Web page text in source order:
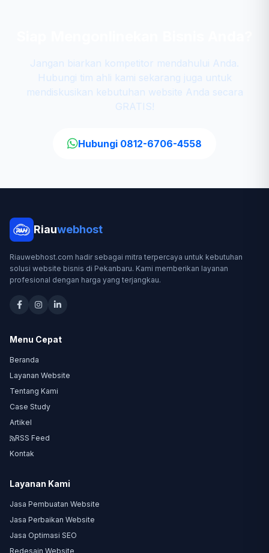
Jangan biarkan kompetitor mendahului Anda.
Hubungi tim ahli kami sekarang juga untuk
mendiskusikan kebutuhan website Anda secara
GRATIS!
Hubungi 0812-6706-4558
Riauwebhost
Riauwebhost.com hadir sebagai mitra terpercaya untuk kebutuhan
solusi website bisnis di Pekanbaru. Kami memberikan layanan
profesional dengan harga yang terjangkau.
Menu Cepat
Beranda
Layanan Website
Tentang Kami
Case Study
Artikel
RSS Feed
Kontak
Layanan Kami
Jasa Pembuatan Website
Jasa Perbaikan Website
Jasa Optimasi SEO
Redesain Website